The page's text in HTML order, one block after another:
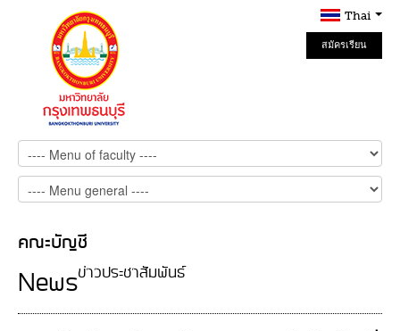
Thai
สมัครเรียน
Online
คณะบัญชี
ข่าวประชาสัมพันธ์
News